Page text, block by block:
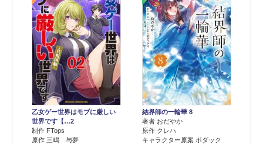
乙女ゲー世界はモブに厳しい
世界です【…2
制作 FTops
原作 三嶋 与夢
結界師の一輪華 8
著者 おだやか
原作 クレハ
キャラクター原案 ボダック